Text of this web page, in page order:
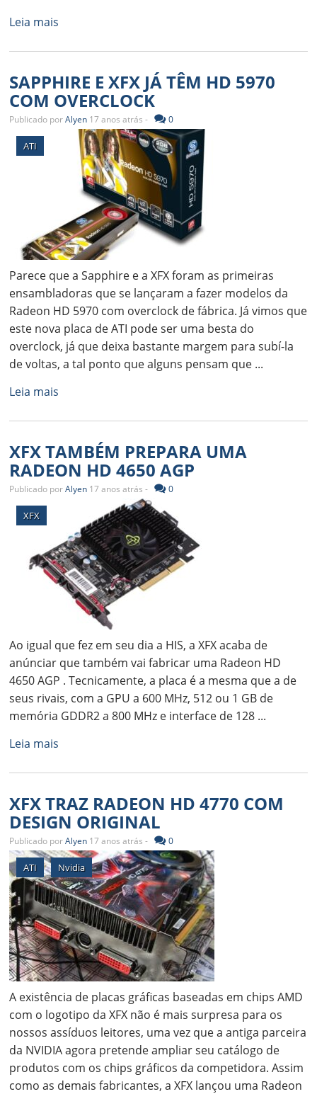
Leia mais
SAPPHIRE E XFX JÁ TÊM HD 5970
COM OVERCLOCK
Publicado porAlyen 17 anos atrás - 0
ATI
Parece que a Sapphire e a XFX foram as primeiras
ensambladoras que se lançaram a fazer modelos da
Radeon HD 5970 com overclock de fábrica. Já vimos que
este nova placa de ATI pode ser uma besta do
overclock, já que deixa bastante margem para subí-la
de voltas, a tal ponto que alguns pensam que ...
Leia mais
XFX TAMBÉM PREPARA UMA
RADEON HD 4650 AGP
Publicado porAlyen 17 anos atrás - 0
XFX
Ao igual que fez em seu dia a HIS, a XFX acaba de
anúnciar que também vai fabricar uma Radeon HD
4650 AGP . Tecnicamente, a placa é a mesma que a de
seus rivais, com a GPU a 600 MHz, 512 ou 1 GB de
memória GDDR2 a 800 MHz e interface de 128 ...
Leia mais
XFX TRAZ RADEON HD 4770 COM
DESIGN ORIGINAL
Publicado porAlyen 17 anos atrás - 0
ATI Nvidia
A existência de placas gráficas baseadas em chips AMD
com o logotipo da XFX não é mais surpresa para os
nossos assíduos leitores, uma vez que a antiga parceira
da NVIDIA agora pretende ampliar seu catálogo de
produtos com os chips gráficos da competidora. Assim
como as demais fabricantes, a XFX lançou uma Radeon